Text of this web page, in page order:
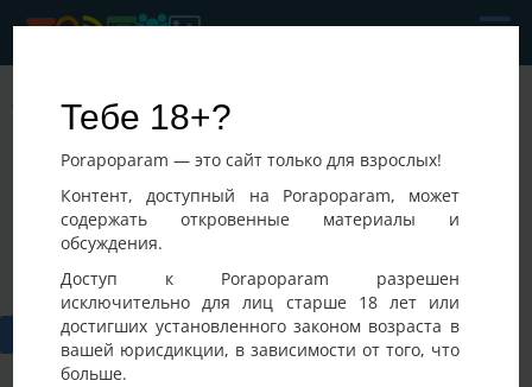
Тебе 18+?
Porapoparam — это сайт только для взрослых!
Контент, доступный на Porapoparam, может
содержать откровенные материалы и
обсуждения.
Доступ к Porapoparam разрешен
исключительно для лиц старше 18 лет или
достигших установленного законом возраста в
вашей юрисдикции, в зависимости от того, что
больше.
Andrii
08-08-2026 11:57
Украина, Черкассы